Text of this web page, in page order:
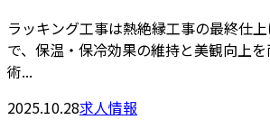
ラッキング工事は熱絶縁工事の最終仕
で、保温・保冷効果の維持と美観向上
術...
2025.10.28求人情報